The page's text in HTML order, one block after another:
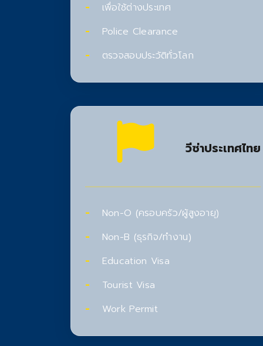
เพื่อใช้ต่างประเทศ
Police Clearance
ตรวจสอบประวัติทั่วโลก
วีซ่าประเทศไทย
Non-O (ครอบครัว/ผู้สูงอายุ)
Non-B (ธุรกิจ/ทำงาน)
Education Visa
Tourist Visa
Work Permit